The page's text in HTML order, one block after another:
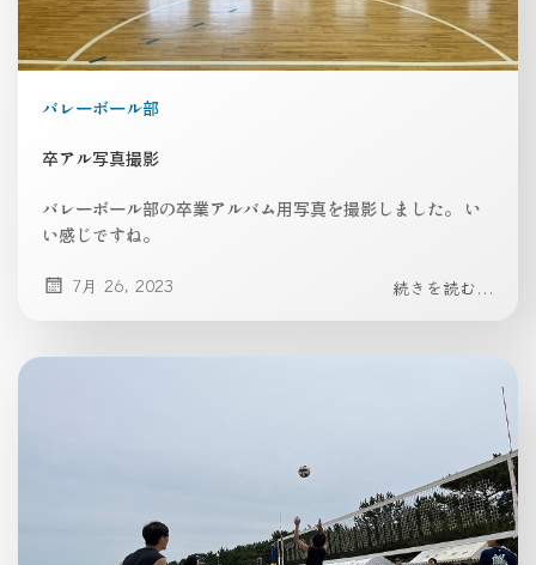
バレーボール部
卒アル写真撮影
バレーボール部の卒業アルバム用写真を撮影しました。 い
い感じですね。
7月 26, 2023 続きを読む...